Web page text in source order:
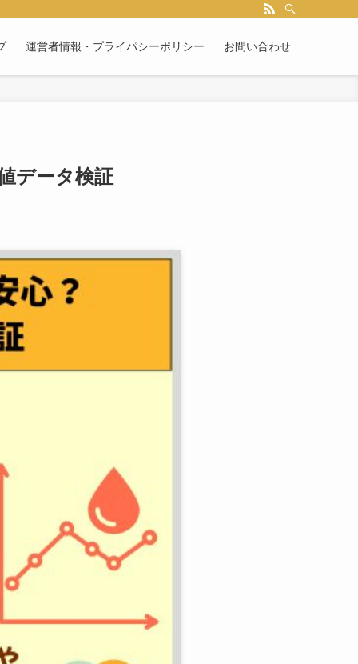
運営者情報・プライパシーポリシー お問い合わせ
データ検証